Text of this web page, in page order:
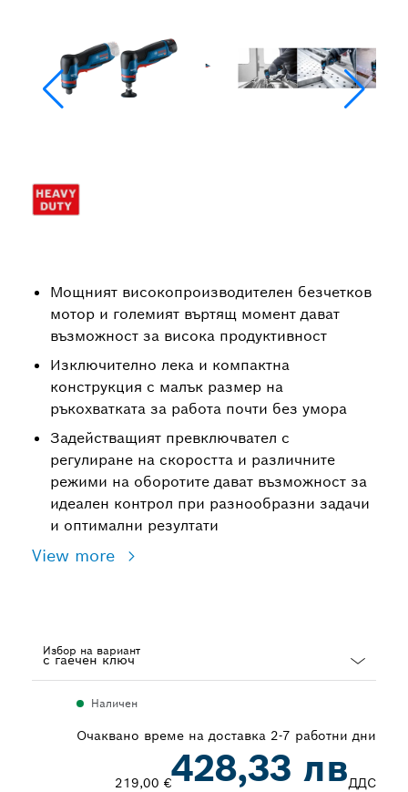
Мощният високопроизводителен безчетков
мотор и големият въртящ момент дават
възможност за висока продуктивност
Изключително лека и компактна
конструкция с малък размер на
ръкохватката за работа почти без умора
Задействащият превключвател с
регулиране на скоростта и различните
режими на оборотите дават възможност за
идеален контрол при разнообразни задачи
и оптимални резултати
View more
Избор на вариант
Наличен
Очаквано време на доставка 2-7 работни дни
219,00 €428,33 лвДДС